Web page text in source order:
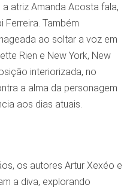
a atriz Amanda Acosta fala,
Ferreira. Também
ao soltar a voz em
Rien e New York, New
interiorizada, no
a alma da personagem
aos dias atuais.
os autores Artur Xexéo e
a diva, explorando